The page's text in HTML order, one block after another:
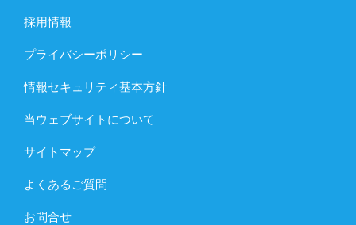
採用情報
プライバシーポリシー
情報セキュリティ基本方針
当ウェブサイトについて
サイトマップ
よくあるご質問
お問合せ